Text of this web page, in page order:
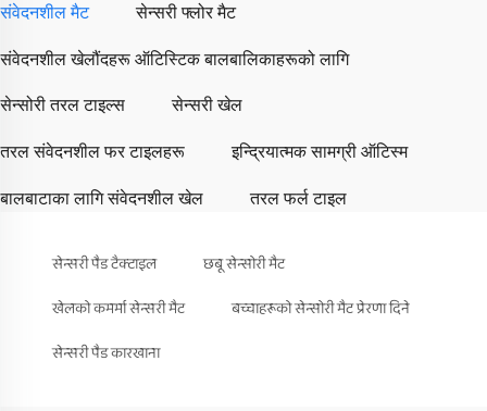
संवेदनशील मैट सेन्सरी फ्लोर मैट
संवेदनशील खेलौंदहरू ऑटिस्टिक बालबालिकाहरूको लागि
सेन्सोरी तरल टाइल्स सेन्सरी खेल
तरल संवेदनशील फर टाइलहरू इन्द्रियात्मक सामग्री ऑटिस्म
बालबाटाका लागि संवेदनशील खेल तरल फर्ल टाइल
सेन्सरी पैड टैक्टाइल
छबू सेन्सोरी मैट
खेलको कमर्मा सेन्सरी मैट
बच्चाहरूको सेन्सोरी मैट प्रेरणा दिने
सेन्सरी पैड कारखाना